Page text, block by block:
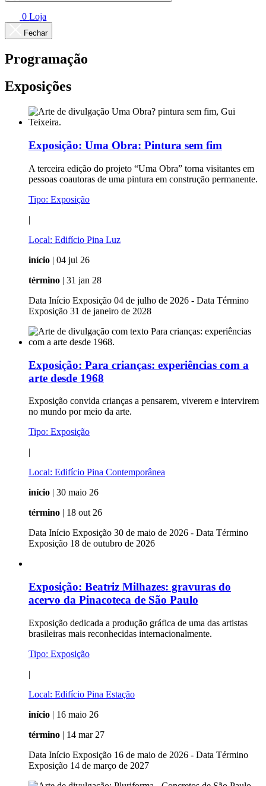
0 Loja
Fechar
Programação
Exposições
Exposição: Uma Obra: Pintura sem fim
A terceira edição do projeto “Uma Obra” torna visitantes em
pessoas coautoras de uma pintura em construção permanente.
Tipo: Exposição
|
Local: Edifício Pina Luz
início | 04 jul 26
término | 31 jan 28
Data Início Exposição 04 de julho de 2026 - Data Término
Exposição 31 de janeiro de 2028
Exposição: Para crianças: experiências com a
arte desde 1968
Exposição convida crianças a pensarem, viverem e intervirem
no mundo por meio da arte.
Tipo: Exposição
|
Local: Edifício Pina Contemporânea
início | 30 maio 26
término | 18 out 26
Data Início Exposição 30 de maio de 2026 - Data Término
Exposição 18 de outubro de 2026
Exposição: Beatriz Milhazes: gravuras do
acervo da Pinacoteca de São Paulo
Exposição dedicada a produção gráfica de uma das artistas
brasileiras mais reconhecidas internacionalmente.
Tipo: Exposição
|
Local: Edifício Pina Estação
início | 16 maio 26
término | 14 mar 27
Data Início Exposição 16 de maio de 2026 - Data Término
Exposição 14 de março de 2027